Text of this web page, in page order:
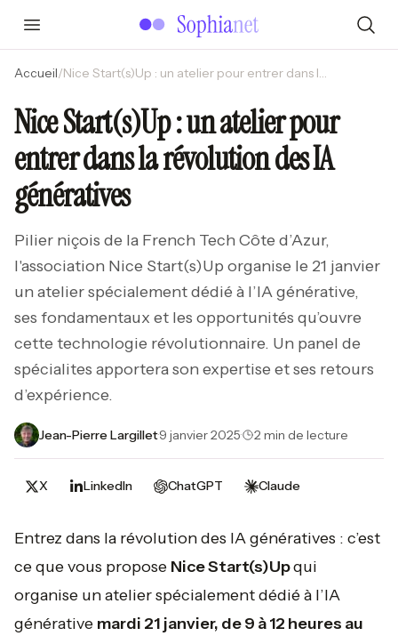
Accueil/ Nice Start(s)Up : un atelier pour entrer dans la révolution des IA génératives
Nice Start(s)Up : un atelier pour
entrer dans la révolution des IA
génératives
Pilier niçois de la French Tech Côte d’Azur,
l'association Nice Start(s)Up organise le 21 janvier
un atelier spécialement dédié à l’IA générative,
ses fondamentaux et les opportunités qu’ouvre
cette technologie révolutionnaire. Un panel de
spécialites apportera son expertise et ses retours
d’expérience.
Jean-Pierre Largillet·9 janvier 2025· 2 min de lecture
X LinkedIn ChatGPT Claude
Entrez dans la révolution des IA génératives : c’est
ce que vous propose Nice Start(s)Upqui
organise un atelier spécialement dédié à l’IA
générative mardi 21 janvier, de 9 à 12 heures au